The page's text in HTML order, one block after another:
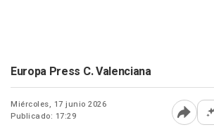
Europa Press C. Valenciana
Miércoles, 17 junio 2026
Publicado: 17:29
Abrir